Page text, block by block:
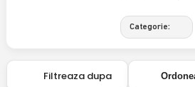
Categorie:
Filtreaza dupa